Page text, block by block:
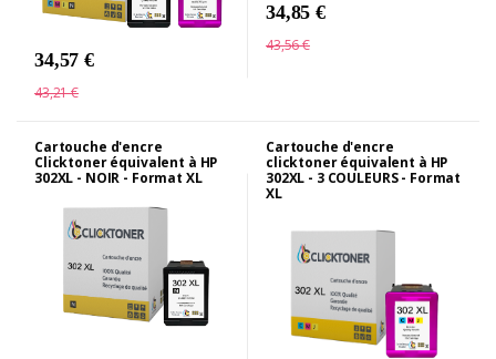
34,57 €
43,21 €
34,85 €
43,56 €
Cartouche d'encre
Clicktoner équivalent à HP
302XL - NOIR - Format XL
Cartouche d'encre
clicktoner équivalent à HP
302XL - 3 COULEURS - Format
XL